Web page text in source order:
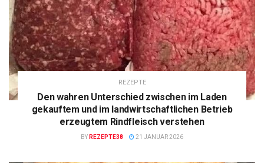
REZEPTE
Den wahren Unterschied zwischen im Laden
gekauftem und im landwirtschaftlichen Betrieb
erzeugtem Rindfleisch verstehen
BY REZEPTE38 21 JANUAR 2026